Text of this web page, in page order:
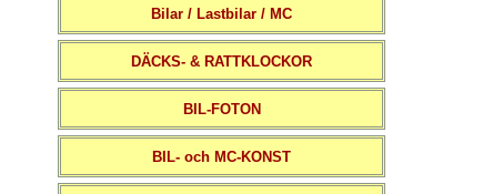
Bilar / Lastbilar / MC
DÄCKS- & RATTKLOCKOR
BIL-FOTON
BIL- och MC-KONST